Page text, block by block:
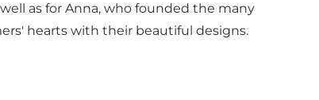
as for Anna, who founded the many
hearts with their beautiful designs.